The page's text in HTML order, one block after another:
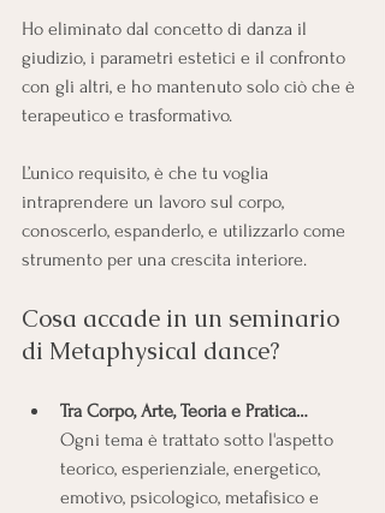
Ho eliminato dal concetto di danza il
giudizio, i parametri estetici e il confronto
con gli altri, e ho mantenuto solo ciò che è
terapeutico e trasformativo.
L’unico requisito, è che tu voglia
intraprendere un lavoro sul corpo,
conoscerlo, espanderlo, e utilizzarlo come
strumento per una crescita interiore.
Cosa accade in un seminario
di Metaphysical dance?
Tra Corpo, Arte, Teoria e Pratica…
Ogni tema è trattato sotto l'aspetto
teorico, esperienziale, energetico,
emotivo, psicologico, metafisico e